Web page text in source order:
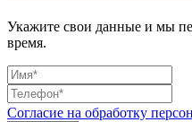
Укажите свои данные и мы
время.
Согласие на обработку